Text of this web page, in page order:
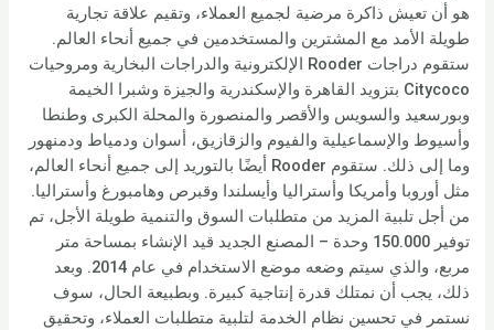
هو أن تعيش ذاكرة مرضية لجميع العملاء، وتقيم علاقة تجارية
طويلة الأمد مع المشترين والمستخدمين في جميع أنحاء العالم.
ستقوم دراجات Rooder الإلكترونية والدراجات البخارية ومروحيات
Citycoco بتزويد القاهرة والإسكندرية والجيزة وشبرا الخيمة
وبورسعيد والسويس والأقصر والمنصورة والمحلة الكبرى وطنطا
وأسيوط والإسماعيلية والفيوم والزقازيق، أسوان ودمياط ودمنهور
وما إلى ذلك. ستقوم Rooder أيضًا بالتوريد إلى جميع أنحاء العالم،
مثل أوروبا وأمريكا وأستراليا وأيسلندا وقبرص وهامبورغ وأستراليا.
من أجل تلبية المزيد من متطلبات السوق والتنمية طويلة الأجل، تم
توفير 150.000 وحدة – المصنع الجديد قيد الإنشاء بمساحة متر
مربع، والذي سيتم وضعه موضع الاستخدام في عام 2014. وبعد
ذلك، يجب أن نمتلك قدرة إنتاجية كبيرة. وبطبيعة الحال، سوف
نستمر في تحسين نظام الخدمة لتلبية متطلبات العملاء، وتحقيق